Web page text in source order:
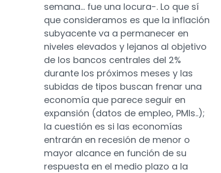
semana… fue una locura−. Lo que sí
que consideramos es que la inflación
subyacente va a permanecer en
niveles elevados y lejanos al objetivo
de los bancos centrales del 2%
durante los próximos meses y las
subidas de tipos buscan frenar una
economía que parece seguir en
expansión (datos de empleo, PMIs..);
la cuestión es si las economías
entrarán en recesión de menor o
mayor alcance en función de su
respuesta en el medio plazo a la